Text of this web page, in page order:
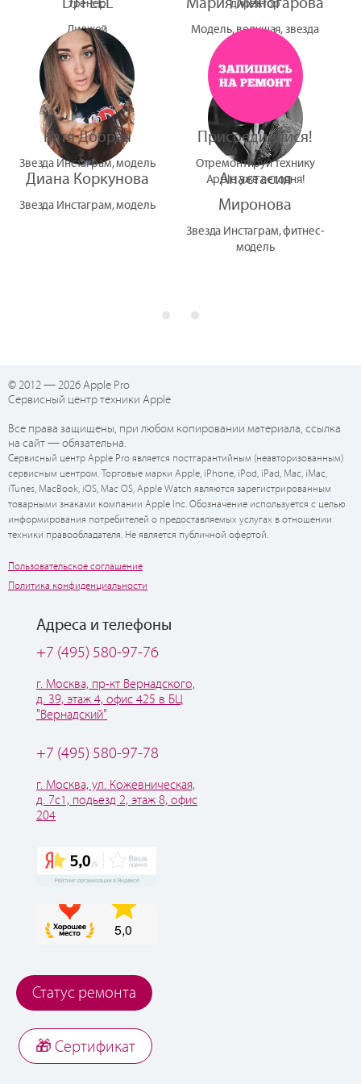
DJ FEEL
Диджей
Мария Миногарова
Модель, ведущая, звезда
Диана Коркунова
Звезда Инстаграм, модель
Анастасия
Миронова
Звезда Инстаграм, фитнес-
модель
тренер
директор
Катя Добрая
Звезда Инстаграм, модель
Присоединяйся!
Отремонтируй технику
Apple уже сегодня!
© 2012 — 2026 Apple Pro
Сервисный центр техники Apple
Все права защищены, при любом копировании материала, ссылка
на сайт — обязательна.
Сервисный центр Apple Pro является постгарантийным (неавторизованным)
сервисным центром. Торговые марки Apple, iPhone, iPod, iPad, Mac, iMac,
iTunes, MacBook, iOS, Mac OS, Apple Watch являются зарегистрированным
товарными знаками компании Apple Inc. Обозначение используется с целью
информирования потребителей о предоставляемых услугах в отношении
техники правообладателя. Не является публичной офертой.
Пользовательское соглашение
Политика конфиденциальности
Адреса и телефоны
+7 (495) 580-97-76
г. Москва, пр-кт Вернадского,
д. 39, этаж 4, офис 425 в БЦ
"Вернадский"
+7 (495) 580-97-78
г. Москва, ул. Кожевническая,
д. 7с1, подьезд 2, этаж 8, офис
204
Статус ремонта
🎁 Cертификат